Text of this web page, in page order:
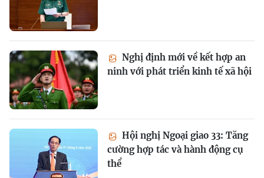
Nghị định mới về kết hợp an
ninh với phát triển kinh tế xã hội
Hội nghị Ngoại giao 33: Tăng
cường hợp tác và hành động cụ
thể